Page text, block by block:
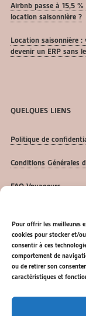
Pour offrir les meilleures
cookies pour stocker et/
consentir à ces
comportement de
ou de retirer son
caractéristiques et
Airbnb passe à 15,5
location saisonnière ?
Location saisonnière
devenir un ERP sans
QUELQUES LIENS
Politique de
Conditions Générales
FAQ Voyageurs
Nos Articles